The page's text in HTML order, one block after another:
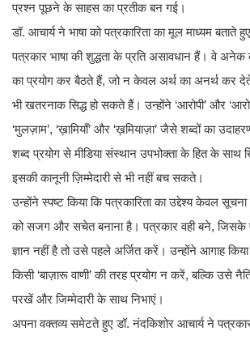
प्रश्न पूछने के साहस का प्रतीक बन गई।
डॉ. आचार्य ने भाषा को पत्रकारिता का मूल माध्यम
पत्रकार भाषा की शुद्धता के प्रति असावधान हैं। वे अनेक
का प्रयोग कर बैठते हैं, जो न केवल अर्थ का अनर्थ कर
भी खतरनाक सिद्ध हो सकते हैं। उन्होंने ‘आरोपी’ और
‘मुलज़ाम’, ‘ख़ामियाँ’ और ‘ख़मियाज़ा’ जैसे शब्दों का
शब्द प्रयोग से मीडिया संस्थान उपभोक्ता के हित के
इसकी कानूनी ज़िम्मेदारी से भी नहीं बच सकते।
उन्होंने स्पष्ट किया कि पत्रकारिता का उद्देश्य केवल
को सजग और सचेत बनाना है। पत्रकार वही बने, जिसके
ज्ञान नहीं है तो उसे पहले अर्जित करें। उन्होंने आगाह किया
किसी ‘बाज़ारू वाणी’ की तरह प्रयोग न करें, बल्कि उसे
परखें और जिम्मेदारी के साथ निभाएं।
अपना वक्तव्य समेटते हुए डॉ. नंदकिशोर आचार्य ने